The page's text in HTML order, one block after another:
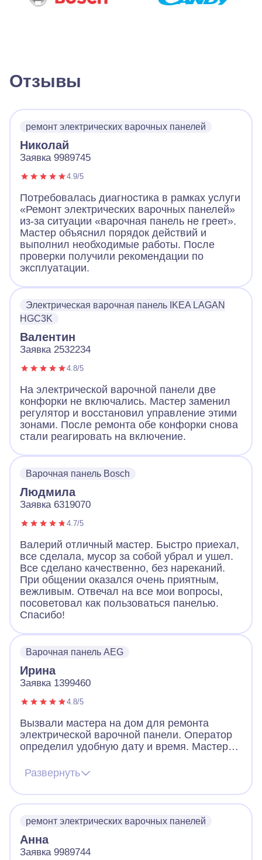
Отзывы
ремонт электрических варочных панелей
Николай
Заявка 9989745
4.9/5
Потребовалась диагностика в рамках услуги
«Ремонт электрических варочных панелей»
из-за ситуации «варочная панель не греет».
Мастер объяснил порядок действий и
выполнил необходимые работы. После
проверки получили рекомендации по
эксплуатации.
Электрическая варочная панель IKEA LAGAN
HGC3K
Валентин
Заявка 2532234
4.8/5
На электрической варочной панели две
конфорки не включались. Мастер заменил
регулятор и восстановил управление этими
зонами. После ремонта обе конфорки снова
стали реагировать на включение.
Варочная панель Bosch
Людмила
Заявка 6319070
4.7/5
Валерий отличный мастер. Быстро приехал,
все сделала, мусор за собой убрал и ушел.
Все сделано качественно, без нареканий.
При общении оказался очень приятным,
вежливым. Отвечал на все мои вопросы,
посоветовал как пользоваться панелью.
Спасибо!
Варочная панель AEG
Ирина
Заявка 1399460
4.8/5
Вызвали мастера на дом для ремонта
электрической варочной панели. Оператор
определил удобную дату и время. Мастер
предупредил звонком, что скоро будет на
месте. По приходу надел сменную обувь,
что очень обрадовало! Посмотрел панель,
объяснил в чем дело. За короткое время
устранил неполадки, заменив детали.
Работа понравилась!
Развернуть
ремонт электрических варочных панелей
Анна
Заявка 9989744